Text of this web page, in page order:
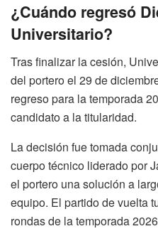
¿Cuándo regresó
Universitario?
Tras finalizar la cesión,
del portero el 29 de
regreso para la temporada
candidato a la titularidad.
La decisión fue tomada
cuerpo técnico liderado por
el portero una solución a
equipo. El partido de vuelta
rondas de la temporada